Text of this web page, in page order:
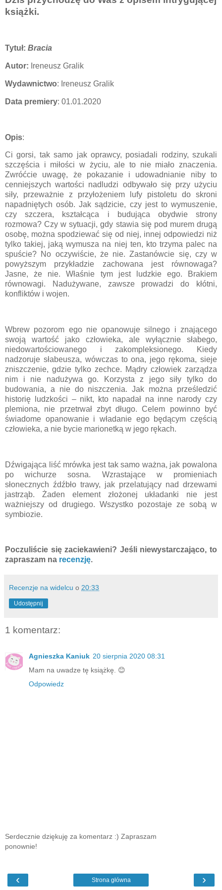
książki.
Tytuł: Bracia
Autor: Ireneusz Gralik
Wydawnictwo: Ireneusz Gralik
Data premiery: 01.01.2020
Opis:
Ci gorsi, tak samo jak oprawcy, posiadali rodziny, szukali
szczęścia i miłości w życiu, ale to nie miało znaczenia.
Zwróćcie uwagę, że pokazanie i udowadnianie niby to
cenniejszych wartości nadludzi odbywało się przy użyciu
siły, przeważnie z przyłożeniem lufy pistoletu do skroni
napadniętych osób. Jak sądzicie, czy jest to wymuszenie,
czy szczera, kształcąca i budująca obydwie strony
rozmowa? Czy w sytuacji, gdy stawia się pod murem drugą
osobę, można spodziewać się od niej, innej odpowiedzi niż
tylko takiej, jaką wymusza na niej ten, kto trzyma palec na
spuście? No oczywiście, że nie. Zastanówcie się, czy w
powyższym przykładzie zachowana jest równowaga?
Jasne, że nie. Właśnie tym jest ludzkie ego. Brakiem
równowagi. Nadużywane, zawsze prowadzi do kłótni,
konfliktów i wojen.
Wbrew pozorom ego nie opanowuje silnego i znającego
swoją wartość jako człowieka, ale wyłącznie słabego,
niedowartościowanego i zakompleksionego. Kiedy
nadzoruje słabeusza, wówczas to ona, jego rękoma, sieje
zniszczenie, gdzie tylko zechce. Mądry człowiek zarządza
nim i nie nadużywa go. Korzysta z jego siły tylko do
budowania, a nie do niszczenia. Jak można prześledzić
historię ludzkości – nikt, kto napadał na inne narody czy
plemiona, nie przetrwał zbyt długo. Celem powinno być
świadome opanowanie i władanie ego będącym częścią
człowieka, a nie bycie marionetką w jego rękach.
Dźwigająca liść mrówka jest tak samo ważna, jak powalona
po wichurze sosna. Wzrastające w promieniach
słonecznych źdźbło trawy, jak przelatujący nad drzewami
jastrząb. Żaden element złożonej układanki nie jest
ważniejszy od drugiego. Wszystko pozostaje ze sobą w
symbiozie.
Poczuliście się zaciekawieni? Jeśli niewystarczająco, to
zapraszam na recenzję.
Recenzje na widelcu o 20:33
Udostępnij
1 komentarz:
Agnieszka Kaniuk 20 sierpnia 2020 08:31
Mam na uwadze tę książkę. 😊
Odpowiedz
Serdecznie dziękuję za komentarz :) Zapraszam
ponownie!
‹ ›
Strona główna